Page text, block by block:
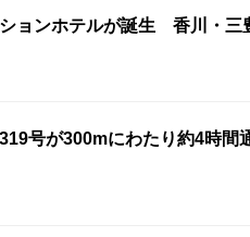
ョンホテルが誕生 香川・三
号が300mにわたり約4時間